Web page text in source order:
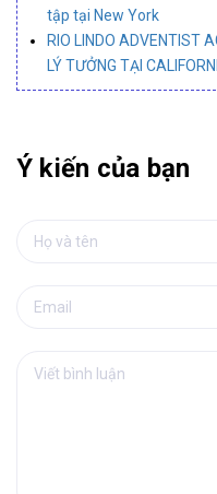
tập tại New York
RIO LINDO ADVENTIST
LÝ TƯỞNG TẠI
Ý kiến của bạn